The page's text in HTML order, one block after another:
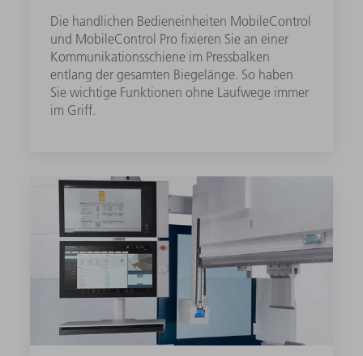
Die handlichen Bedieneinheiten MobileControl
und MobileControl Pro fixieren Sie an einer
Kommunikationsschiene im Pressbalken
entlang der gesamten Biegelänge. So haben
Sie wichtige Funktionen ohne Laufwege immer
im Griff.